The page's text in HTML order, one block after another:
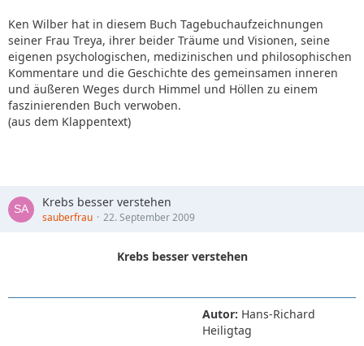
Ken Wilber hat in diesem Buch Tagebuchaufzeichnungen
seiner Frau Treya, ihrer beider Träume und Visionen, seine
eigenen psychologischen, medizinischen und philosophischen
Kommentare und die Geschichte des gemeinsamen inneren
und äußeren Weges durch Himmel und Höllen zu einem
faszinierenden Buch verwoben.
(aus dem Klappentext)
Krebs besser verstehen
sauberfrau 22. September 2009
Krebs besser verstehen
Autor: Hans-Richard
Heiligtag